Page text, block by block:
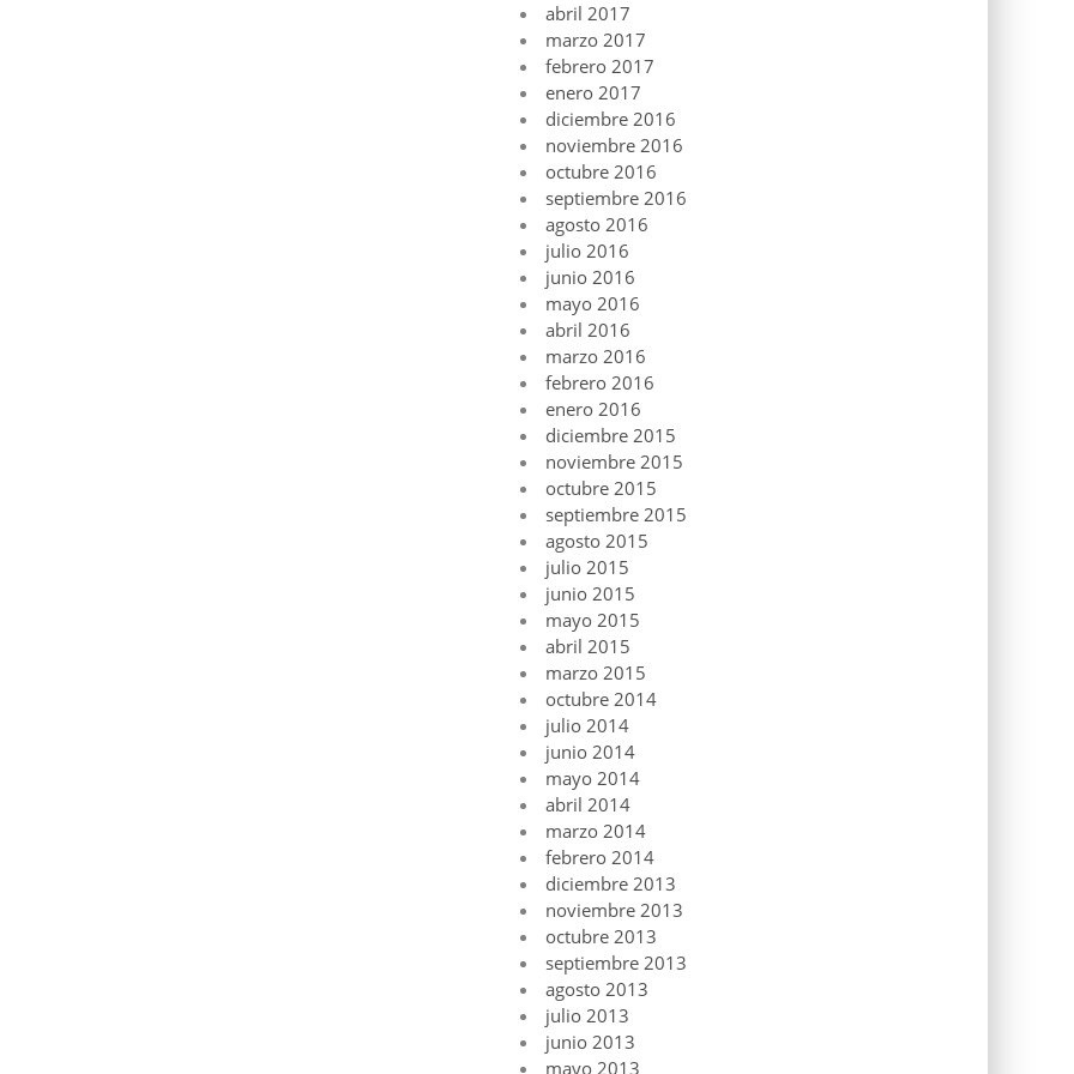
abril 2017
marzo 2017
febrero 2017
enero 2017
diciembre 2016
noviembre 2016
octubre 2016
septiembre 2016
agosto 2016
julio 2016
junio 2016
mayo 2016
abril 2016
marzo 2016
febrero 2016
enero 2016
diciembre 2015
noviembre 2015
octubre 2015
septiembre 2015
agosto 2015
julio 2015
junio 2015
mayo 2015
abril 2015
marzo 2015
octubre 2014
julio 2014
junio 2014
mayo 2014
abril 2014
marzo 2014
febrero 2014
diciembre 2013
noviembre 2013
octubre 2013
septiembre 2013
agosto 2013
julio 2013
junio 2013
mayo 2013